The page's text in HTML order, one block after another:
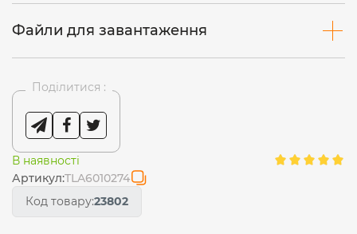
Файли для завантаження
Поділитися :
В наявності
Артикул:TLA6010274
Код товару:23802